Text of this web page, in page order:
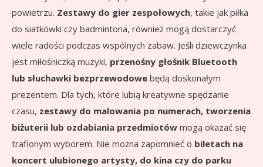
powietrzu. Zestawy do gier zespołowych, takie jak piłka
do siatkówki czy badmintona, również mogą dostarczyć
wiele radości podczas wspólnych zabaw. Jeśli dziewczynka
jest miłośniczką muzyki, przenośny głośnik Bluetooth
lub słuchawki bezprzewodowe będą doskonałym
prezentem. Dla tych, które lubią kreatywne spędzanie
czasu, zestawy do malowania po numerach, tworzenia
biżuterii lub ozdabiania przedmiotów mogą okazać się
trafionym wyborem. Nie można zapomnieć o biletach na
koncert ulubionego artysty, do kina czy do parku